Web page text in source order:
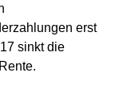
erst
sinkt die